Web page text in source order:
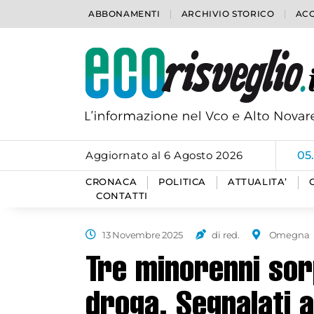
ABBONAMENTI ARCHIVIO STORICO
Aggiornato al 6 Agosto 2026
CRONACA POLITICA ATTUALITA’
CONTATTI
13 Novembre 2025 di red. Omegna
Tre minorenni